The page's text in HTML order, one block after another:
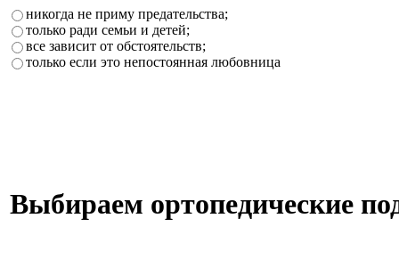
никогда не приму предательства;
только ради семьи и детей;
все зависит от обстоятельств;
только если это непостоянная любовница
Выбираем ортопедические